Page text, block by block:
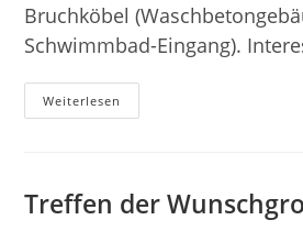
Bruchköbel
Schwimmbad-Eingang).
Weiterlesen
Der
Treffen der